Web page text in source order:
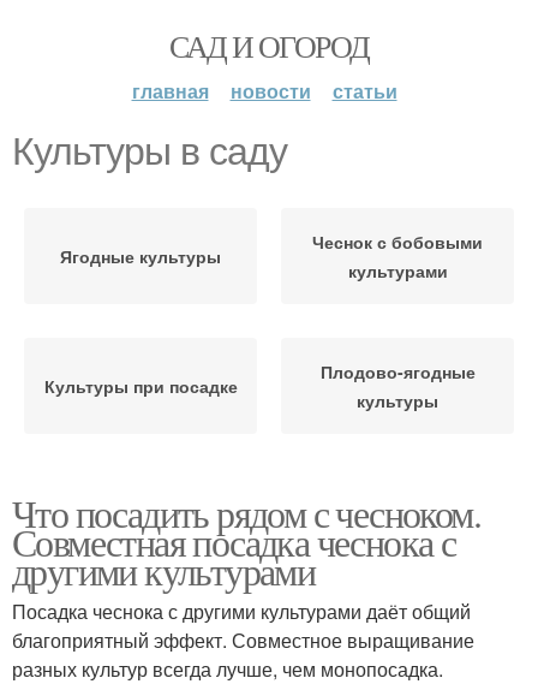
САД И ОГОРОД
главная новости статьи
Культуры в саду
Ягодные культуры
Чеснок с бобовыми
культурами
Культуры при посадке
Плодово-ягодные
культуры
Что посадить рядом с чесноком.
Совместная посадка чеснока с
другими культурами
Посадка чеснока с другими культурами даёт общий
благоприятный эффект. Совместное выращивание
разных культур всегда лучше, чем монопосадка.